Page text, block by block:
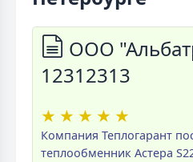
ООО
12312313
★ ★ ★ ★ ★
Компания Теплогарант
теплообменник Астера